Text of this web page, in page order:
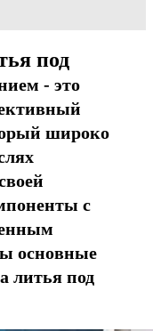
под
- это
широко
с
основные
литья под